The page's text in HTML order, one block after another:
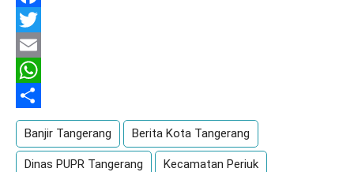
Facebook
Twitter
Email
WhatsApp
Share
Banjir Tangerang Berita Kota Tangerang
Dinas PUPR Tangerang Kecamatan Periuk